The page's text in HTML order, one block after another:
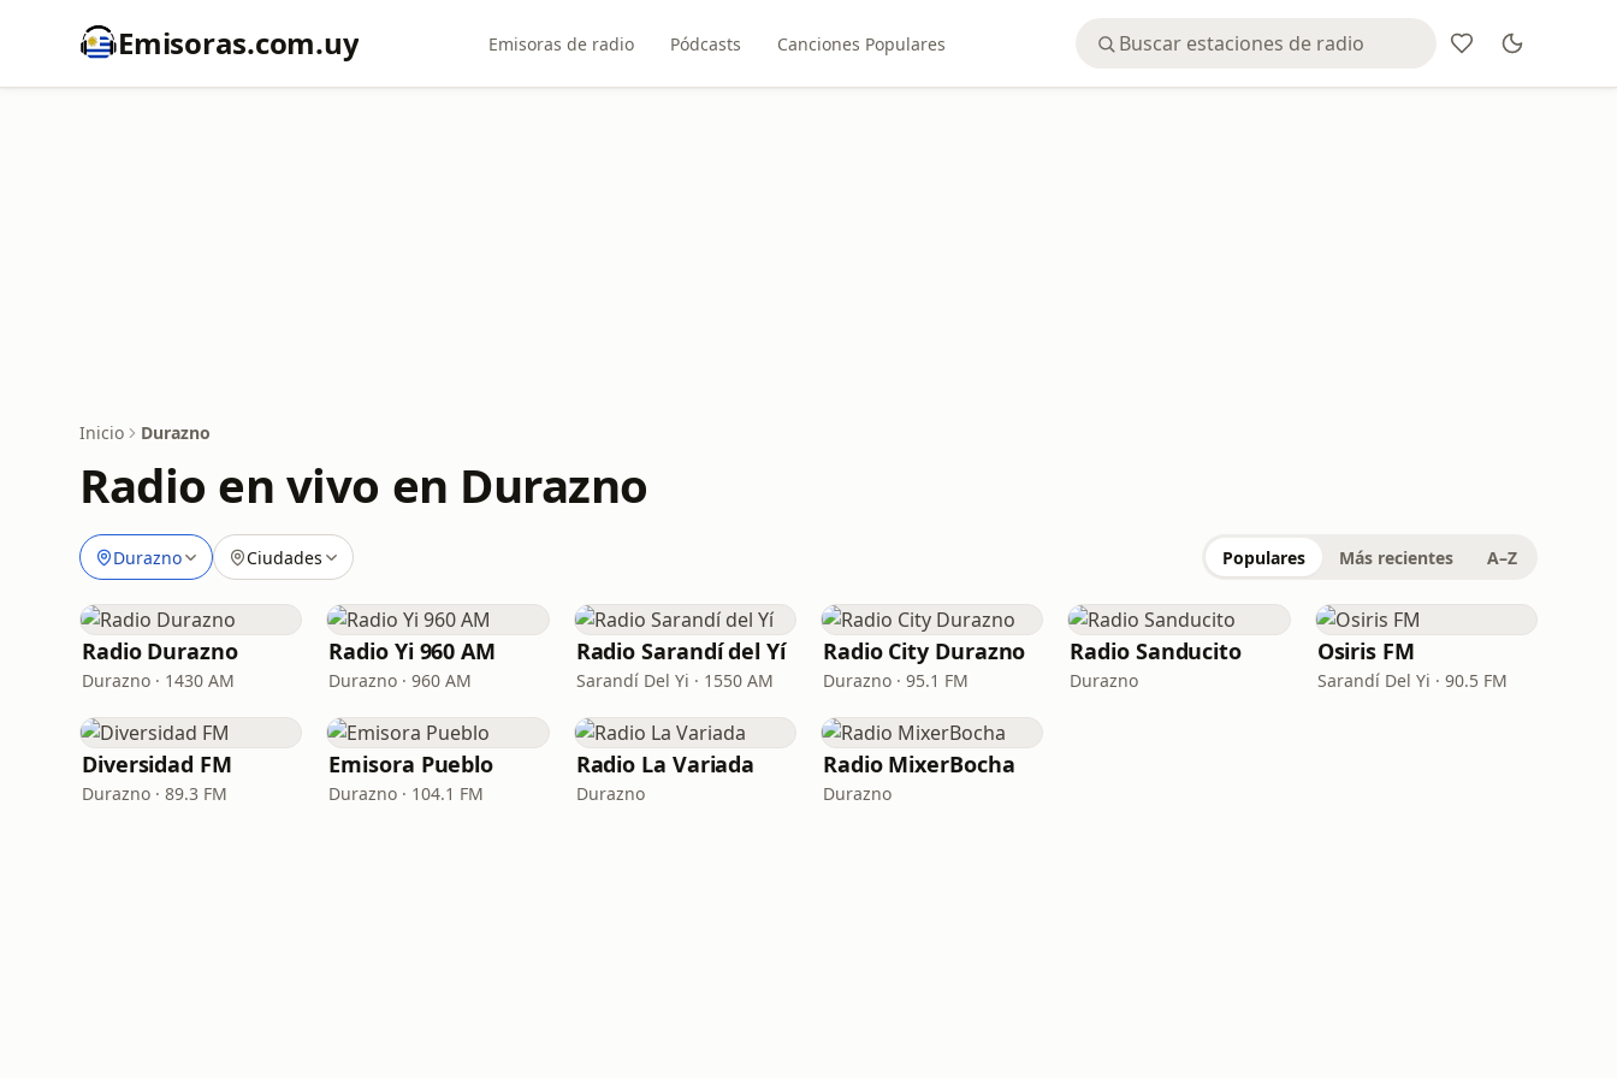
Emisoras.com.uy Emisoras de radio Pódcasts Canciones Populares
Inicio Durazno
Radio en vivo en Durazno
Durazno Ciudades Populares Más recientes A–Z
Radio Durazno
Durazno · 1430 AM
Radio Yi 960 AM
Durazno · 960 AM
Radio Sarandí del Yí
Sarandí Del Yi · 1550 AM
Radio City Durazno
Durazno · 95.1 FM
Radio Sanducito
Durazno
Osiris FM
Sarandí Del Yi · 90.5 FM
Diversidad FM
Durazno · 89.3 FM
Emisora Pueblo
Durazno · 104.1 FM
Radio La Variada
Durazno
Radio MixerBocha
Durazno